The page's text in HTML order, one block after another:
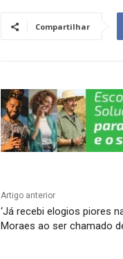
A b
k
a
n
Compartilhar
Artigo anterior
‘Já recebi elogios piores
Moraes ao ser chamado